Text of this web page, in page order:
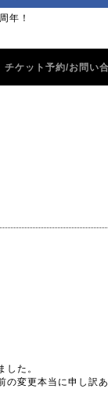
年！
チケット予約/お問い
した。
変更本当に申し訳あ